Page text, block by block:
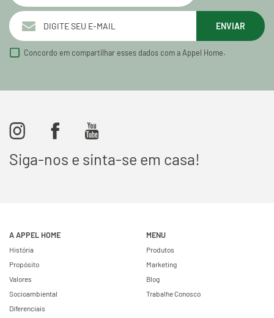
ENVIAR
Concordo em compartilhar esses dados com a Appel Home.
Siga-nos e sinta-se em casa!
A APPEL HOME
História
Propósito
Valores
Socioambiental
Diferenciais
MENU
Produtos
Marketing
Blog
Trabalhe Conosco